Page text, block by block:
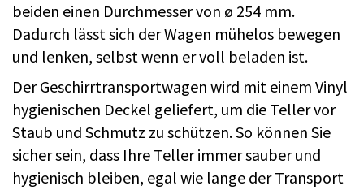
beiden einen Durchmesser von ø 254 mm.
Dadurch lässt sich der Wagen mühelos bewegen
und lenken, selbst wenn er voll beladen ist.
Der Geschirrtransportwagen wird mit einem Vinyl
hygienischen Deckel geliefert, um die Teller vor
Staub und Schmutz zu schützen. So können Sie
sicher sein, dass Ihre Teller immer sauber und
hygienisch bleiben, egal wie lange der Transport